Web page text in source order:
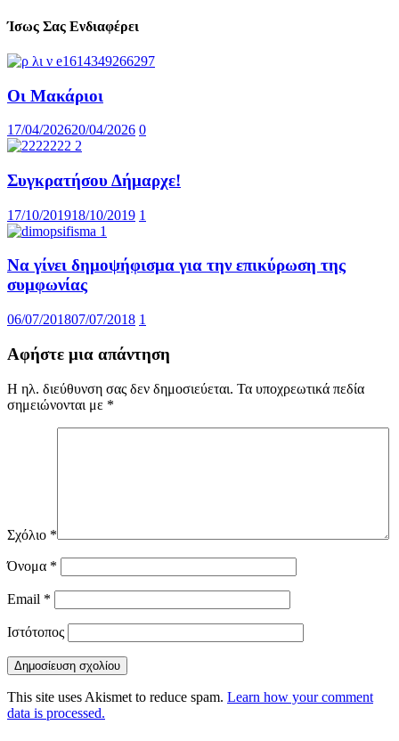
Ίσως Σας Ενδιαφέρει
Οι Μακάριοι
17/04/202620/04/2026 0
Συγκρατήσου Δήμαρχε!
17/10/201918/10/2019 1
Να γίνει δημοψήφισμα για την επικύρωση της
συμφωνίας
06/07/201807/07/2018 1
Αφήστε μια απάντηση
Η ηλ. διεύθυνση σας δεν δημοσιεύεται. Τα υποχρεωτικά πεδία
σημειώνονται με *
Σχόλιο *
Όνομα *
Email *
Ιστότοπος
This site uses Akismet to reduce spam. Learn how your comment
data is processed.